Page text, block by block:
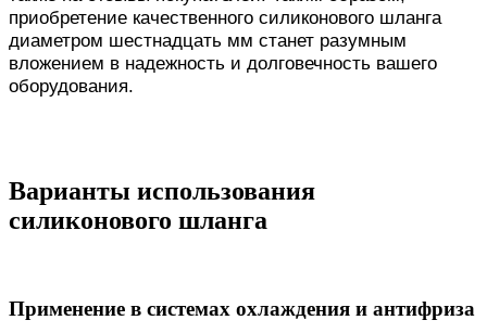
приобретение качественного силиконового шланга
диаметром шестнадцать мм станет разумным
вложением в надежность и долговечность вашего
оборудования.
Варианты использования
силиконового шланга
Применение в системах охлаждения и антифриза